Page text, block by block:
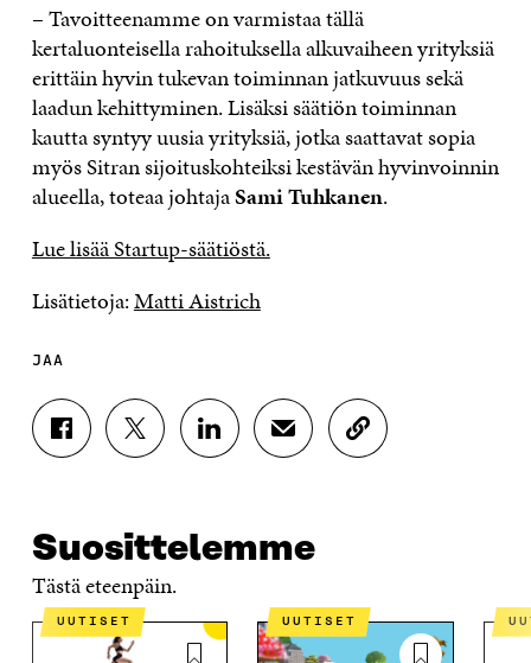
– Tavoitteenamme on varmistaa tällä
kertaluonteisella rahoituksella alkuvaiheen yrityksiä
erittäin hyvin tukevan toiminnan jatkuvuus sekä
laadun kehittyminen. Lisäksi säätiön toiminnan
kautta syntyy uusia yrityksiä, jotka saattavat sopia
myös Sitran sijoituskohteiksi kestävän hyvinvoinnin
alueella, toteaa johtajaSami Tuhkanen.
Lue lisää Startup-säätiöstä.
Lisätietoja:Matti Aistrich
JAA
J
A
C
E
B
O
O
J
A
I
T
T
E
R
I
J
A
N
K
I
J
A
H
K
P
O
S
K
O
T
K
Suosittelemme
Tästä eteenpäin.
UUTISET UUTISET